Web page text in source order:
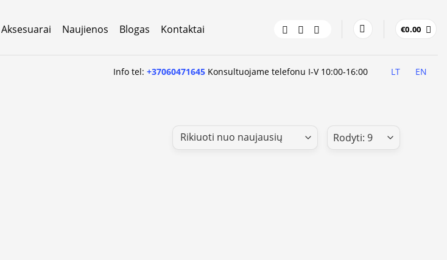
Aksesuarai Naujienos Blogas Kontaktai €0.00
Info tel:+37060471645 Konsultuojame telefonu I-V 10:00-16:00 LT EN